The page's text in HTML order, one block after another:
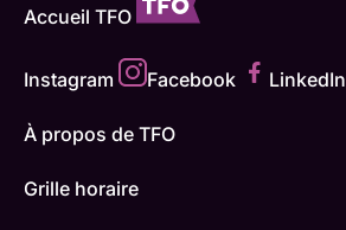
Accueil TFO
Instagram Facebook LinkedIn
À propos de TFO
Grille horaire